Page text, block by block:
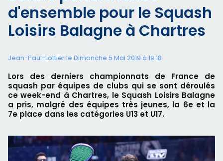
d'ensemble pour le Squash
Loisirs Balagne à Chartres
Jean-Paul-Lottier le Dimanche 5 Mai 2019 à 19:18
Lors des derniers championnats de France de
squash par équipes de clubs qui se sont déroulés
ce week-end à Chartres, le Squash Loisirs Balagne
a pris, malgré des équipes très jeunes, la 6e et la
7e place dans les catégories U13 et U17.